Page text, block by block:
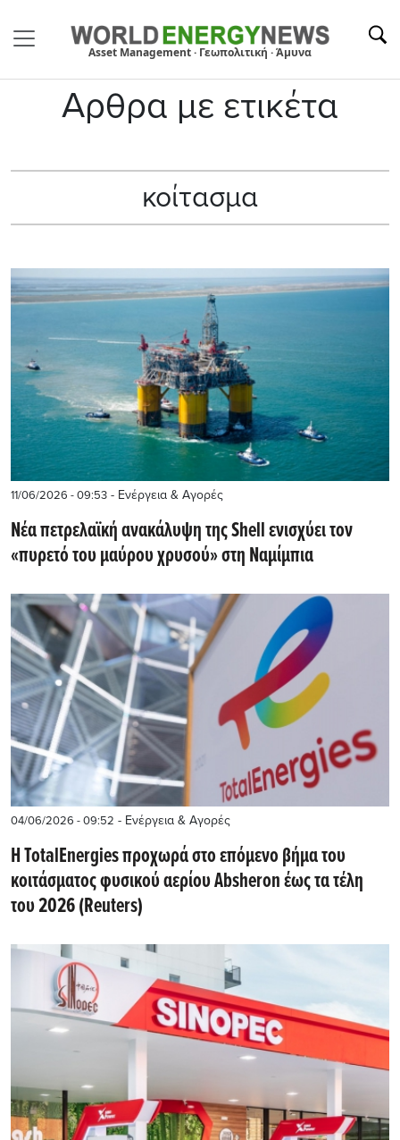
Asset Management · Γεωπολιτική · Άμυνα
Αρθρα με ετικέτα
κοίτασμα
11/06/2026 - 09:53 - Ενέργεια & Αγορές
Νέα πετρελαϊκή ανακάλυψη της Shell ενισχύει τον
«πυρετό του μαύρου χρυσού» στη Ναμίμπια
04/06/2026 - 09:52 - Ενέργεια & Αγορές
Η TotalEnergies προχωρά στο επόμενο βήμα του
κοιτάσματος φυσικού αερίου Absheron έως τα τέλη
του 2026 (Reuters)